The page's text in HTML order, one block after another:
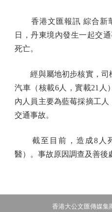
香港文匯報訊 綜合新
日，丹東境內發生一起交
死亡。
經與屬地初步核實，司
汽車（核載6人，實載21人
內人員主要為藍莓採摘工
交通事故。
截至目前，造成8人死
醫）。事故原因調查及善後
香港大公文匯傳媒集